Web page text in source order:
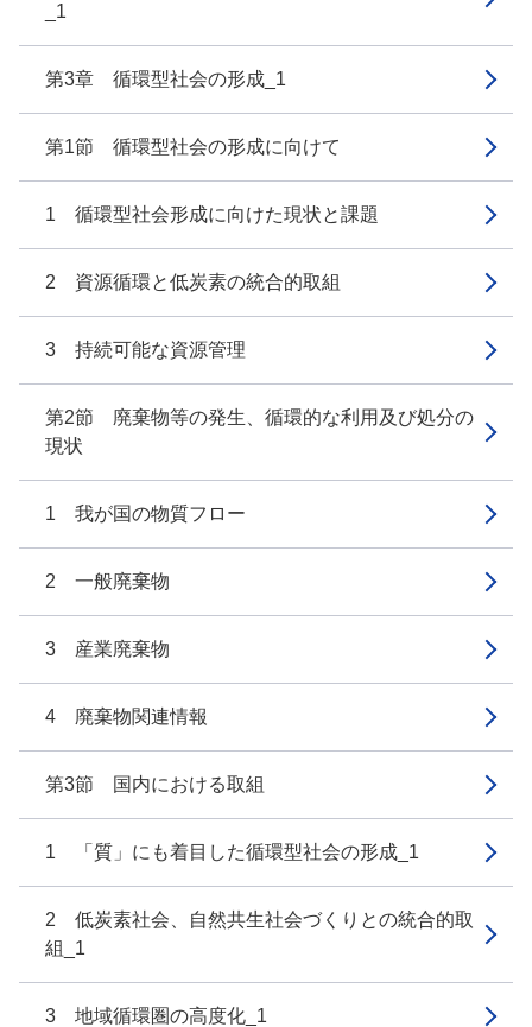
_1
第3章 循環型社会の形成_1
第1節 循環型社会の形成に向けて
1 循環型社会形成に向けた現状と課題
2 資源循環と低炭素の統合的取組
3 持続可能な資源管理
第2節 廃棄物等の発生、循環的な利用及び処分の
現状
1 我が国の物質フロー
2 一般廃棄物
3 産業廃棄物
4 廃棄物関連情報
第3節 国内における取組
1 「質」にも着目した循環型社会の形成_1
2 低炭素社会、自然共生社会づくりとの統合的取
組_1
3 地域循環圏の高度化_1